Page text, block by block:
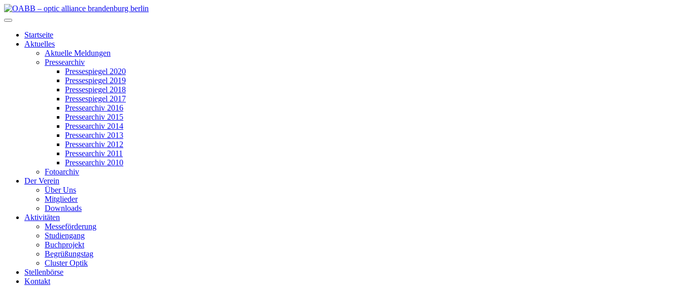
Zum
Inhalt
OABB – optic alliance brandenburg berlin
Startseite
Aktuelles
Aktuelle Meldungen
Pressearchiv
Pressespiegel 2020
Pressespiegel 2019
Pressespiegel 2018
Pressespiegel 2017
Pressearchiv 2016
Pressearchiv 2015
Pressearchiv 2014
Pressearchiv 2013
Pressearchiv 2012
Pressearchiv 2011
Pressearchiv 2010
Fotoarchiv
Der Verein
Über Uns
Mitglieder
Downloads
Aktivitäten
Messeförderung
Studiengang
Buchprojekt
Begrüßungstag
Cluster Optik
Stellenbörse
Kontakt